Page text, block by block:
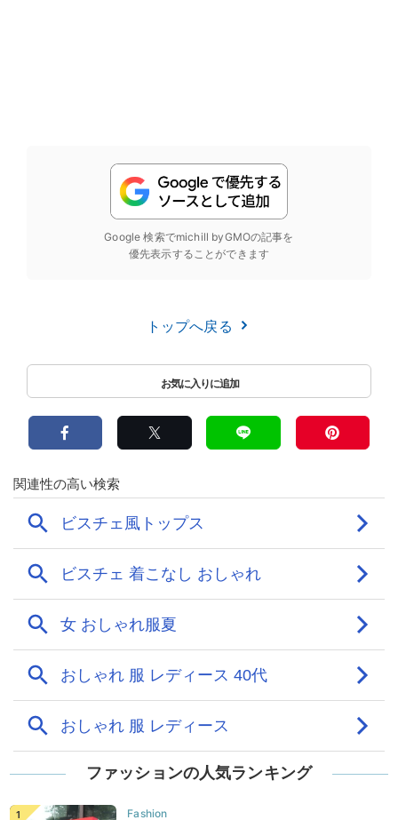
Google 検索でmichill byGMOの記事を
優先表示することができます
トップへ戻る
ファッションの人気ランキング